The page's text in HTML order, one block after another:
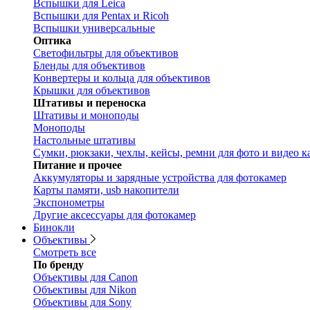
Вспышки для Leica
Вспышки для Pentax и Ricoh
Вспышки универсальные
Оптика
Светофильтры для объективов
Бленды для объективов
Конвертеры и кольца для объективов
Крышки для объективов
Штативы и переноска
Штативы и моноподы
Моноподы
Настольные штативы
Сумки, рюкзаки, чехлы, кейсы, ремни для фото и видео
Питание и прочее
Аккумуляторы и зарядные устройства для фотокамер
Карты памяти, usb накопители
Экспонометры
Другие аксессуары для фотокамер
Бинокли
Объективы
Смотреть все
По бренду
Объективы для Canon
Объективы для Nikon
Объективы для Sony